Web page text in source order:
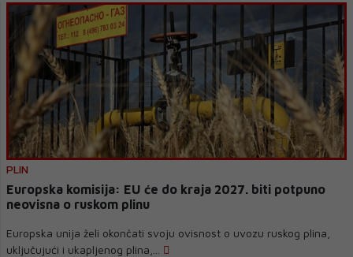
PLIN
Europska komisija: EU će do kraja 2027. biti potpuno
neovisna o ruskom plinu
Europska unija želi okončati svoju ovisnost o uvozu ruskog plina,
uključujući i ukapljenog plina,...